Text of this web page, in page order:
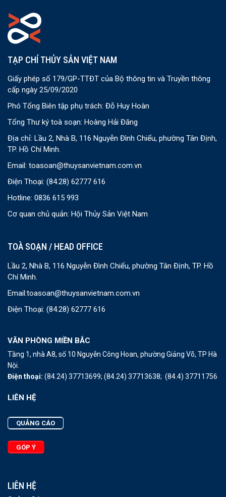
TẠP CHÍ THỦY SẢN VIỆT NAM
Giấy phép số 179/GP-TTĐT của Bộ thông tin và Truyền thông
cấp ngày 25/09/2020
Phó Tổng Biên tập phụ trách: Đỗ Huy Hoàn
Tổng Thư ký toà soạn: Hoàng Hải Đăng
Địa chỉ: Lầu 2, Nhà B, 116 Nguyễn Đình Chiểu, phường Tân Định,
TP. Hồ Chí Minh.
Email: toasoan@thuysanvietnam.com.vn
Điện Thoại: (84.28) 62777 616
Hotline: 0836 615 993
Cơ quan chủ quản: Hội Thủy Sản Việt Nam
TOÀ SOẠN / HEAD OFFICE
Lầu 2, Nhà B, 116 Nguyễn Đình Chiểu, phường Tân Định, TP. Hồ
Chí Minh.
Email:toasoan@thuysanvietnam.com.vn
Điện Thoại: (84.28) 62777 616
VĂN PHÒNG MIỀN BẮC
Tầng 1, nhà A8, số 10 Nguyễn Công Hoan, phường Giảng Võ, TP Hà
Nội.
Điện thoại: (84.24) 37713699; (84.24) 37713638; (84.4) 37711756
LIÊN HỆ
QUẢNG CÁO
GÓP Ý
LIÊN HỆ